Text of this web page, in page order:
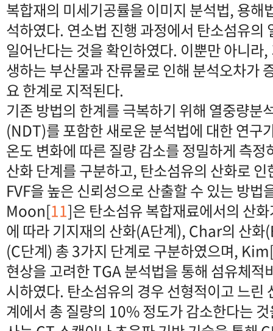
복합재의 미세기공률을 이미지 분석법, 용해
석하였다. 연소법 진행 과정에서 탄소섬유의
일어난다는 것을 확인하였다. 이뿐만 아니라
생하는 부산물과 잔류물로 인해 분석오차가
요 한계로 지적된다.
기존 방법의 한계를 극복하기 위해 열중량분
(NDT)를 포함한 새로운 분석법에 대한 연구
온도 변화에 따른 질량 감소를 정밀하게 측
산화 단계를 구분하고, 탄소섬유의 산화로
FVF을 높은 신뢰성으로 산출할 수 있는 방법
Moon[11]은 탄소섬유 복합재료에서의 산
에 따라 기지재의 산화(A단계), Char의 산화
(C단계) 총 3가지 단계로 구분하였으며,
현상을 고려한 TGA 분석법을 통해 섬유체적
시하였다. 탄소섬유의 경우 선형적이고 느린
계에서 총 질량의 10% 정도가 감소한다는